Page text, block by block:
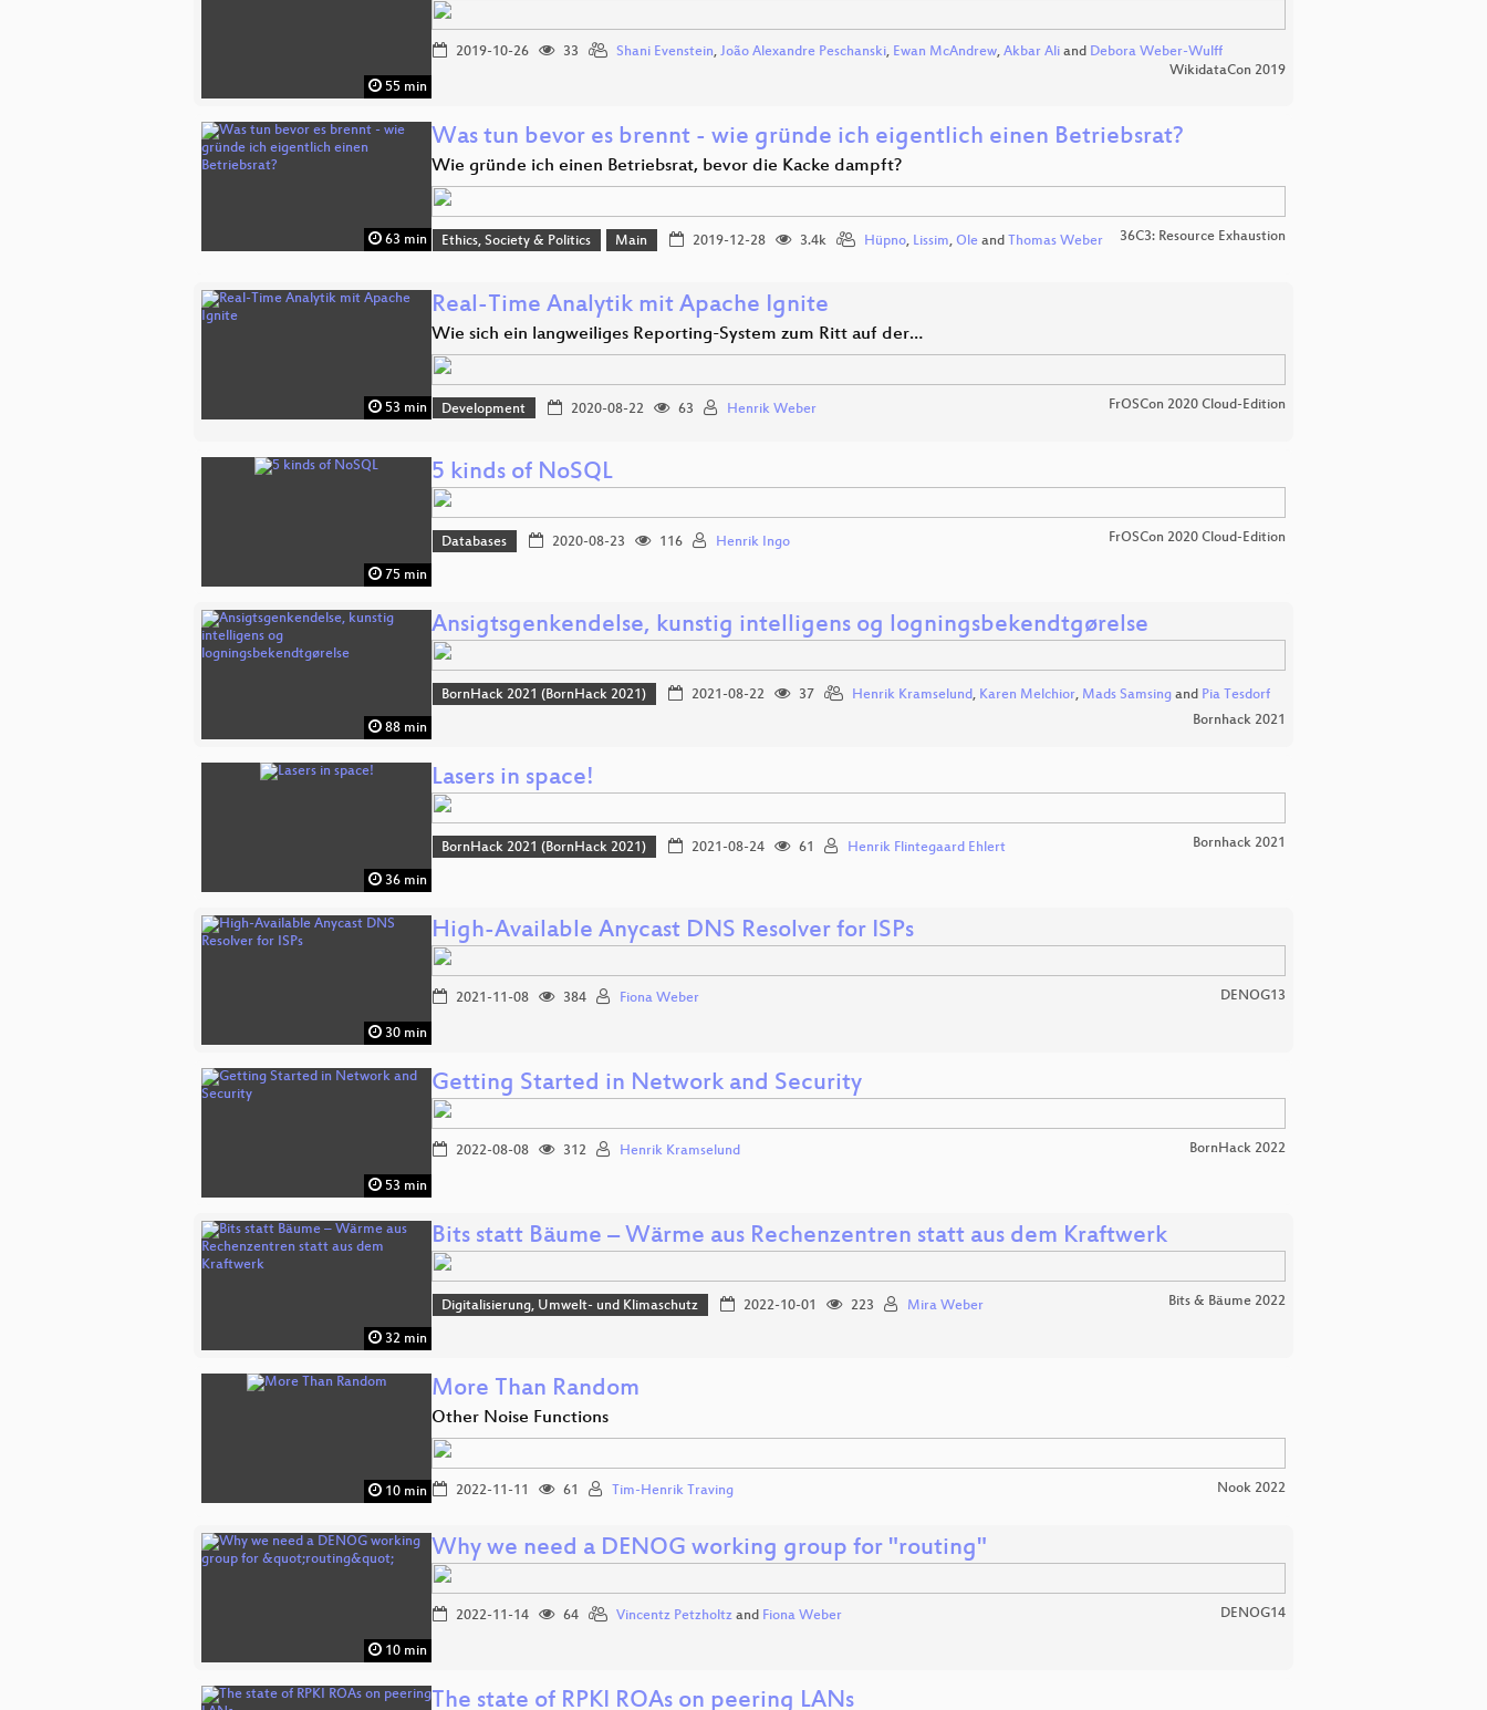
55 min
2019-10-26 33 Shani Evenstein, João Alexandre Peschanski, Ewan McAndrew, Akbar Ali and Debora Weber-Wulff
WikidataCon 2019
63 min
Was tun bevor es brennt - wie gründe ich eigentlich einen Betriebsrat?
Wie gründe ich einen Betriebsrat, bevor die Kacke dampft?
Ethics, Society & Politics Main 2019-12-28 3.4k Hüpno, Lissim, Ole and Thomas Weber 36C3: Resource Exhaustion
53 min
Real-Time Analytik mit Apache Ignite
Wie sich ein langweiliges Reporting-System zum Ritt auf der…
Development 2020-08-22 63 Henrik Weber FrOSCon 2020 Cloud-Edition
75 min
5 kinds of NoSQL
Databases 2020-08-23 116 Henrik Ingo FrOSCon 2020 Cloud-Edition
88 min
Ansigtsgenkendelse, kunstig intelligens og logningsbekendtgørelse
BornHack 2021 (BornHack 2021) 2021-08-22 37 Henrik Kramselund, Karen Melchior, Mads Samsingand Pia Tesdorf
Bornhack 2021
36 min
Lasers in space!
BornHack 2021 (BornHack 2021) 2021-08-24 61 Henrik Flintegaard Ehlert Bornhack 2021
30 min
High-Available Anycast DNS Resolver for ISPs
2021-11-08 384 Fiona Weber DENOG13
53 min
Getting Started in Network and Security
2022-08-08 312 Henrik Kramselund BornHack 2022
32 min
Bits statt Bäume – Wärme aus Rechenzentren statt aus dem Kraftwerk
Digitalisierung, Umwelt- und Klimaschutz 2022-10-01 223 Mira Weber Bits & Bäume 2022
10 min
More Than Random
Other Noise Functions
2022-11-11 61 Tim-Henrik Traving Nook 2022
10 min
Why we need a DENOG working group for "routing"
2022-11-14 64 Vincentz Petzholtz and Fiona Weber DENOG14
The state of RPKI ROAs on peering LANs